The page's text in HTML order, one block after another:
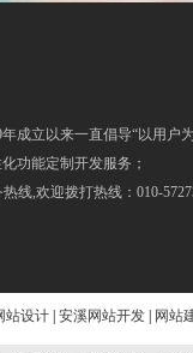
成立以来一直倡导“以用户
功能定制开发服务；
线,欢迎拨打热线：010-
站设计 安溪网站开发 网站